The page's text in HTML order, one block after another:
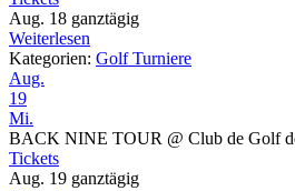
Aug. 18 ganztägig
Weiterlesen
Kategorien: Golf Turniere
Aug.
19
Mi.
BACK NINE TOUR @ Club de Golf
Tickets
Aug. 19 ganztägig